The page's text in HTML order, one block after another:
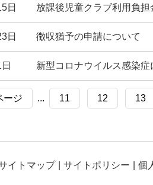
日 放課後児童クラブ利用負担
日 徴収猶予の申請について
新型コロナウイルス感染
ージ ... 11 12 13
イトマップ サイトポリシー 個